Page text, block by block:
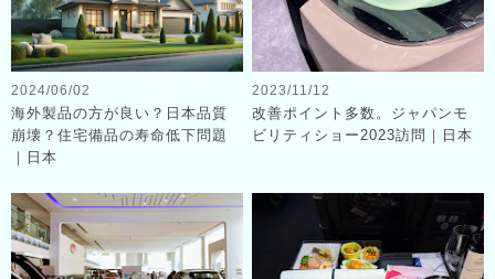
2024/06/02
海外製品の方が良い？日本品質
崩壊？住宅備品の寿命低下問題
｜日本
2023/11/12
改善ポイント多数。ジャパンモ
ビリティショー2023訪問｜日本